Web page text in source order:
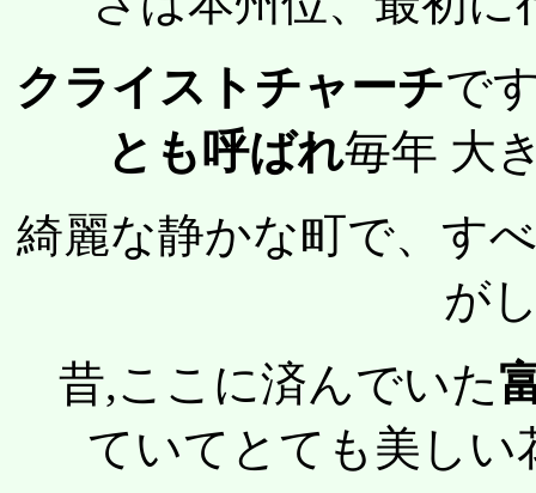
クライストチャーチで
とも呼ばれ毎年 大
綺麗な静かな町で、す
が
昔,ここに済んでいた
ていてとても美しい